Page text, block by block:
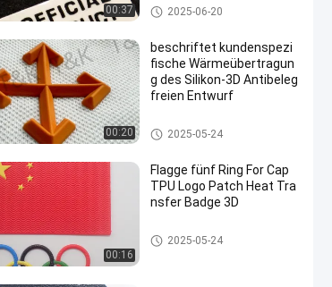
00:37
Silikon-Wärmeübertragungs-A
ufkleber
2025-06-20
00:20
beschriftet kundenspezi
fische Wärmeübertragun
g des Silikon-3D Antibeleg
freien Entwurf
Silikon-Wärmeübertragungs-A
ufkleber
2025-05-24
00:16
Flagge fünf Ring For Cap
TPU Logo Patch Heat Tra
nsfer Badge 3D
Kundenspezifische Kleidungs-
Flecken
2025-05-24